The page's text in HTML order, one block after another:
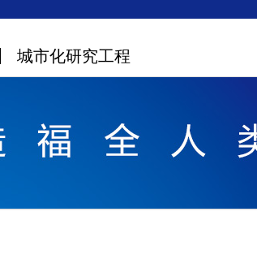
城市化研究工程